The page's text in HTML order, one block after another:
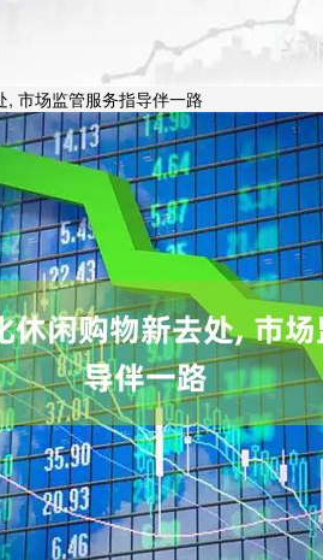
市场监管服务指导伴一路